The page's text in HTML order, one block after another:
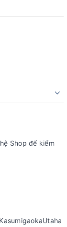
Shop để kiểm